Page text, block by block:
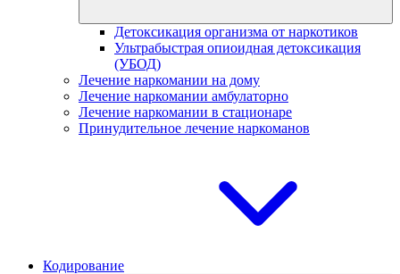
Детоксикация организма от наркотиков
Ультрабыстрая опиоидная детоксикация
(УБОД)
Лечение наркомании на дому
Лечение наркомании амбулаторно
Лечение наркомании в стационаре
Принудительное лечение наркоманов
Кодирование